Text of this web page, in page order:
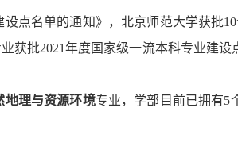
设点名单的通知》 ，北京师范大学获批10
获批2021年度国家级一流本科专业建设
地理与资源环境专业， 学部目前已拥有5